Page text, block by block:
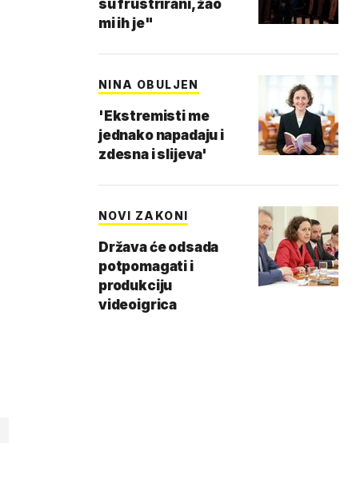
su frustrirani, žao
mi ih je"
NINA OBULJEN
'Ekstremisti me
jednako napadaju i
zdesna i slijeva'
NOVI ZAKONI
Država će odsada
potpomagati i
produkciju
videoigrica